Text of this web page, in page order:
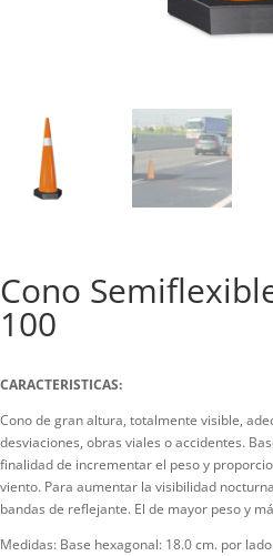
Cono
100
CARACTERISTICAS:
Cono de gran altura, totalmente visible,
desviaciones, obras viales o accidentes.
finalidad de incrementar el peso y
viento. Para aumentar la visibilidad
bandas de reflejante. El de mayor peso y
Medidas: Base hexagonal: 18.0 cm. por